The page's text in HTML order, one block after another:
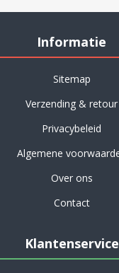
Informatie
Sitemap
Verzending & retour
Privacybeleid
Algemene
Over ons
Contact
Klantenservice